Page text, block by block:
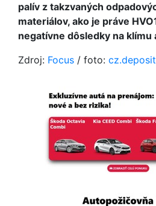
palív z takzvaných
materiálov, ako je práve
negatívne dôsledky na klímu
Zdroj: Focus / foto: